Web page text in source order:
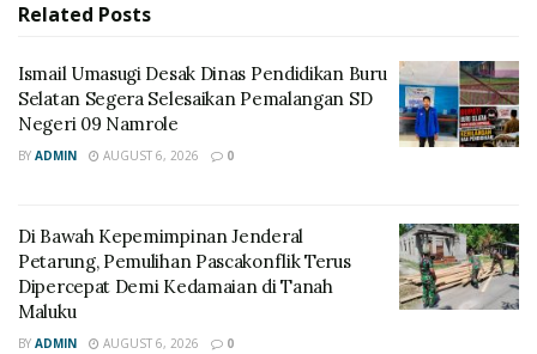
Related Posts
Ismail Umasugi Desak Dinas Pendidikan Buru
Selatan Segera Selesaikan Pemalangan SD
Negeri 09 Namrole
BY ADMIN AUGUST 6, 2026 0
Di Bawah Kepemimpinan Jenderal
Petarung, Pemulihan Pascakonflik Terus
Dipercepat Demi Kedamaian di Tanah
Maluku
BY ADMIN AUGUST 6, 2026 0